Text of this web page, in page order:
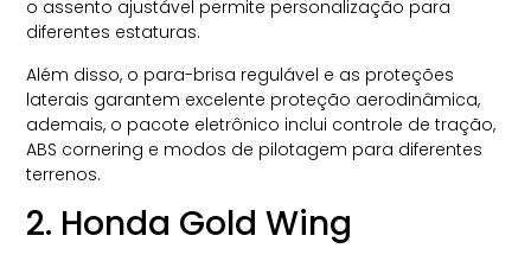
o assento ajustável permite personalização para
diferentes estaturas.
Além disso, o para-brisa regulável e as proteções
laterais garantem excelente proteção aerodinâmica,
ademais, o pacote eletrônico inclui controle de tração,
ABS cornering e modos de pilotagem para diferentes
terrenos.
2. Honda Gold Wing